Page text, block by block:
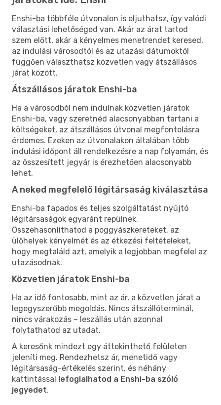
Enshi-ba többféle útvonalon is eljuthatsz, így valódi
választási lehetőséged van. Akár az árat tartod
szem előtt, akár a kényelmes menetrendet keresed,
az indulási városodtól és az utazási dátumoktól
függően választhatsz közvetlen vagy átszállásos
járat között.
Átszállásos járatok Enshi-ba
Ha a városodból nem indulnak közvetlen járatok
Enshi-ba, vagy szeretnéd alacsonyabban tartani a
költségeket, az átszállásos útvonal megfontolásra
érdemes. Ezeken az útvonalakon általában több
indulási időpont áll rendelkezésre a nap folyamán, és
az összesített jegyár is érezhetően alacsonyabb
lehet.
A neked megfelelő légitársaság kiválasztása
Enshi-ba fapados és teljes szolgáltatást nyújtó
légitársaságok egyaránt repülnek.
Összehasonlíthatod a poggyászkereteket, az
ülőhelyek kényelmét és az étkezési feltételeket,
hogy megtaláld azt, amelyik a legjobban megfelel az
utazásodnak.
Közvetlen járatok Enshi-ba
Ha az idő fontosabb, mint az ár, a közvetlen járat a
legegyszerűbb megoldás. Nincs átszállóterminál,
nincs várakozás – leszállás után azonnal
folytathatod az utadat.
A keresőnk mindezt egy áttekinthető felületen
jeleníti meg. Rendezhetsz ár, menetidő vagy
légitársaság-értékelés szerint, és néhány
kattintással lefoglalhatod a Enshi-ba szóló
jegyedet.